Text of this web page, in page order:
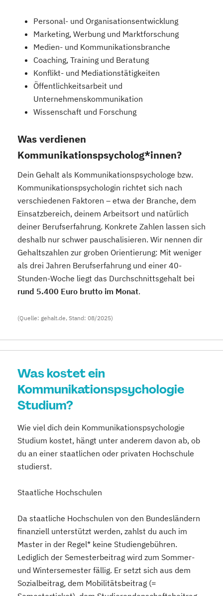
Personal- und Organisationsentwicklung
Marketing, Werbung und Marktforschung
Medien- und Kommunikationsbranche
Coaching, Training und Beratung
Konflikt- und Mediationstätigkeiten
Öffentlichkeitsarbeit und
Unternehmenskommunikation
Wissenschaft und Forschung
Was verdienen
Kommunikationspsycholog*innen?
Dein Gehalt als Kommunikationspsychologe bzw.
Kommunikationspsychologin richtet sich nach
verschiedenen Faktoren – etwa der Branche, dem
Einsatzbereich, deinem Arbeitsort und natürlich
deiner Berufserfahrung. Konkrete Zahlen lassen sich
deshalb nur schwer pauschalisieren. Wir nennen dir
Gehaltszahlen zur groben Orientierung: Mit weniger
als drei Jahren Berufserfahrung und einer 40-
Stunden-Woche liegt das Durchschnittsgehalt bei
rund 5.400 Euro brutto im Monat.
(Quelle: gehalt.de, Stand: 08/2025)
Was kostet ein
Kommunikationspsychologie
Studium?
Wie viel dich dein Kommunikationspsychologie
Studium kostet, hängt unter anderem davon ab, ob
du an einer staatlichen oder privaten Hochschule
studierst.
Staatliche Hochschulen
Da staatliche Hochschulen von den Bundesländern
finanziell unterstützt werden, zahlst du auch im
Master in der Regel* keine Studiengebühren.
Lediglich der Semesterbeitrag wird zum Sommer-
und Wintersemester fällig. Er setzt sich aus dem
Sozialbeitrag, dem Mobilitätsbeitrag (=